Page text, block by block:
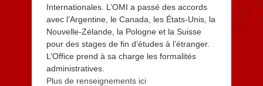
Internationales. L’OMI a passé des accords
avec l’Argentine, le Canada, les États-Unis, la
Nouvelle-Zélande, la Pologne et la Suisse
pour des stages de fin d’études à l’étranger.
L’Office prend à sa charge les formalités
administratives.
Plus de renseignements ici